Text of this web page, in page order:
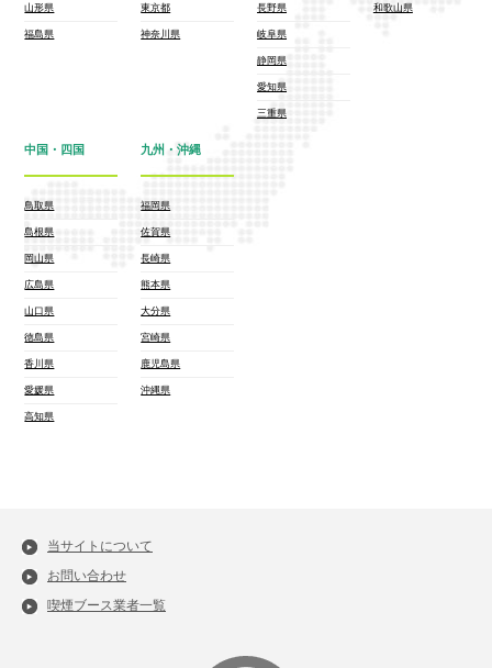
山形県
福島県
東京都
神奈川県
長野県
岐阜県
静岡県
愛知県
三重県
和歌山県
中国・四国
鳥取県
島根県
岡山県
広島県
山口県
徳島県
香川県
愛媛県
高知県
九州・沖縄
福岡県
佐賀県
長崎県
熊本県
大分県
宮崎県
鹿児島県
沖縄県
当サイトについて
お問い合わせ
喫煙ブース業者一覧